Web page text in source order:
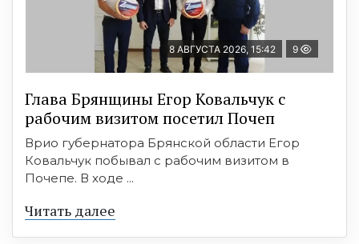
8 АВГУСТА 2026, 15:42 9
Глава Брянщины Егор Ковальчук с
рабочим визитом посетил Почеп
Врио губернатора Брянской области Егор
Ковальчук побывал с рабочим визитом в
Почепе. В ходе ...
Читать далее